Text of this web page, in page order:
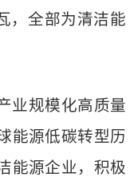
，全部为清洁能
业规模化高质量
能源低碳转型历
能源企业，积极